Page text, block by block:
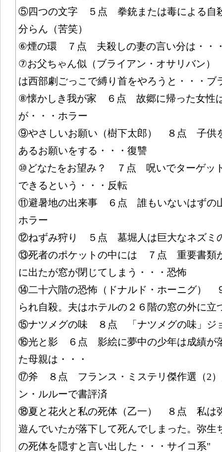
⑤四つの文字 ５点 拳銃または毒による自
分らん（苦笑）
⑥煙の環 ７点 夫殺しの妻の言い分は・・
⑦お父ちゃん似（ブライアン・オサリバン
は西部劇ごっこで縛り首をやろうと・・・ブ
⑧懐かしき我が家 ６点 故郷に帰った女性
が・・・ホラー
⑨やさしいお願い（樹下太郎） ８点 子供
あるお願いをする・・・復讐
⑩どなたをお望み？ ７点 呪いでターゲッ
できるという・・・反転
⑪避暑地の出来事 ６点 誰もいないはずの
ホラー
⑫ねずみ狩り ５点 墓堀人は巨大なネズミ
⑬死者のポケットの中には ７点 重要書類
に出たが窓が閉じてしまう・・・恐怖
⑭二十六階の恐怖（ドナルド・ホーニグ）
られ自殺。夫はホテルの２６階の窓の外に立
⑮ナツメグの味 ８点 「ナツメグの味」ジ
⑯光と影 ６点 影絵に夢中の少年は成績が
た母親は・・・
⑰斧 ８点 フランス・ミステリ傑作選（2）
ン・ルルーで書評済
⑱夏と花火と私の死体（乙一） ８点 私は
遊んでいたが落下して死んでしまった。弥生
の死体を隠すと言い出した・・・サイコ系"